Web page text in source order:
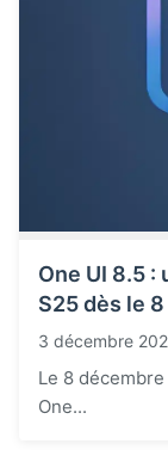
One UI 8.5
S25 dès le
3 décembre
Le 8
One...